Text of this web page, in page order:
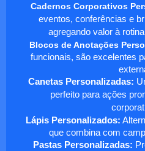
Cadernos Corporativos
eventos, conferências e
agregando valor à
Blocos de Anotações
funcionais, são excelentes
Canetas Personalizadas:
perfeito para ações
Lápis Personalizados:
que combina com
Pastas Personalizadas: